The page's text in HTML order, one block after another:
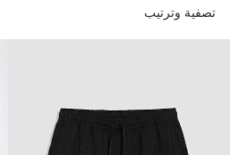
تصفية وترتيب